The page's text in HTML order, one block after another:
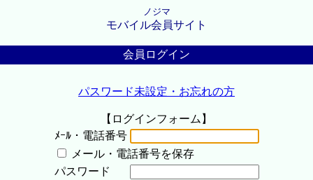
ノジマ
モバイル会員サイト
会員ログイン
パスワード未設定・お忘れの方
【ログインフォーム】
ﾒｰﾙ・電話番号
メール・電話番号を保存
パスワード